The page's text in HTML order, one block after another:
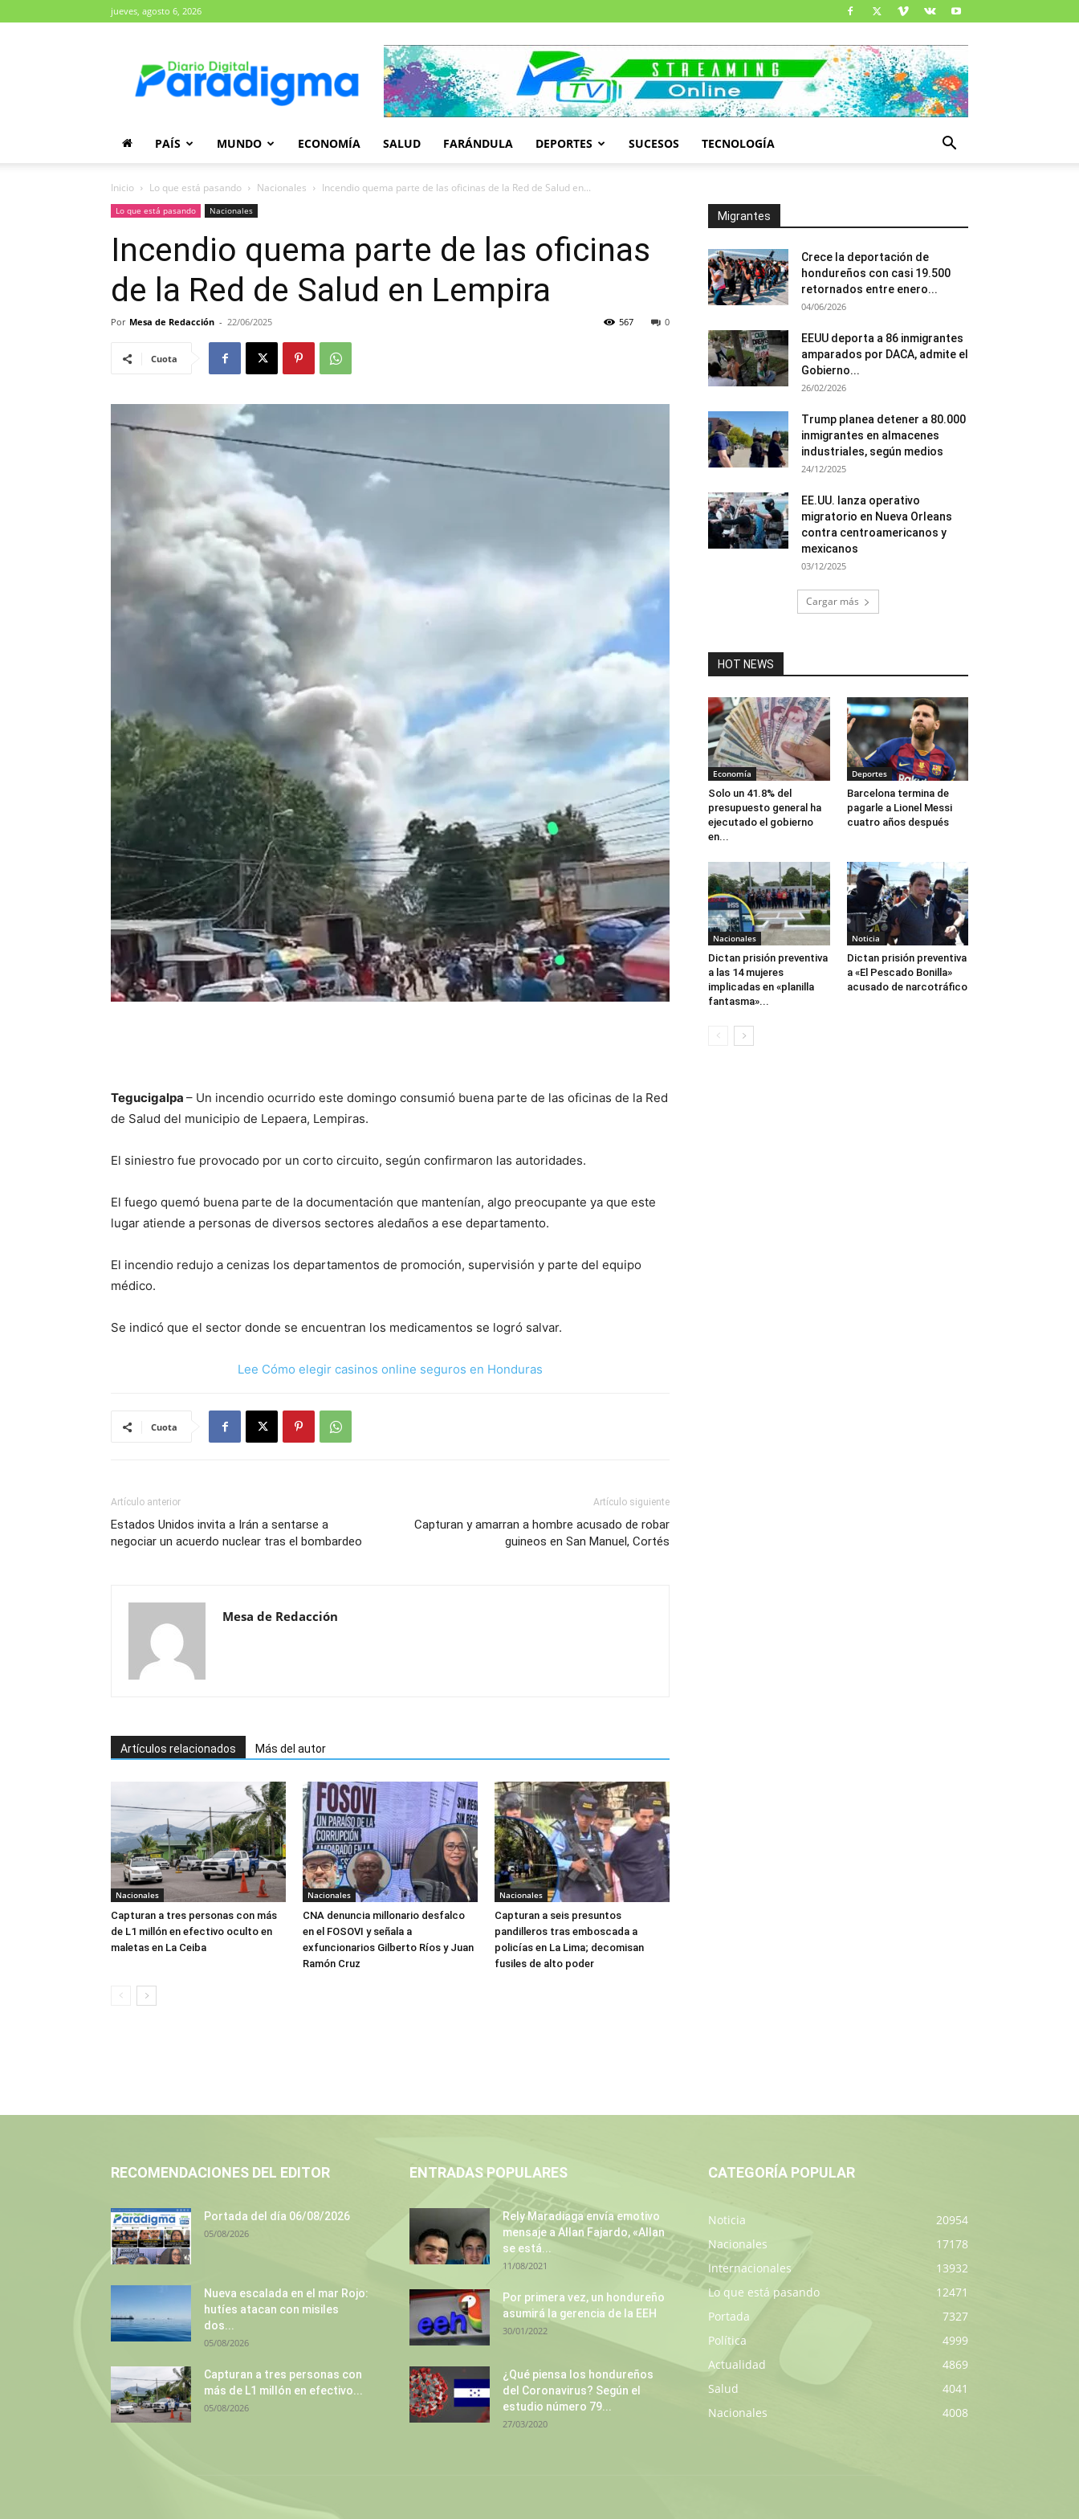
jueves, agosto 6, 2026
Paradigma
PAÍS MUNDO ECONOMÍA SALUD FARÁNDULA DEPORTES SUCESOS TECNOLOGÍA
Inicio Lo que está pasando Nacionales Incendio quema parte de las oficinas de la Red de Salud en...
Lo que está pasando Nacionales
Incendio quema parte de las oficinas
de la Red de Salud en Lempira
Por Mesa de Redacción - 22/06/2025 0
567
Cuota
Tegucigalpa – Un incendio ocurrido este domingo consumió buena parte de las oficinas de la Red
de Salud del municipio de Lepaera, Lempiras.
El siniestro fue provocado por un corto circuito, según confirmaron las autoridades.
El fuego quemó buena parte de la documentación que mantenían, algo preocupante ya que este
lugar atiende a personas de diversos sectores aledaños a ese departamento.
El incendio redujo a cenizas los departamentos de promoción, supervisión y parte del equipo
médico.
Se indicó que el sector donde se encuentran los medicamentos se logró salvar.
Lee Cómo elegir casinos online seguros en Honduras
Cuota
Artículo anterior
Estados Unidos invita a Irán a sentarse a
negociar un acuerdo nuclear tras el bombardeo
Artículo siguiente
Capturan y amarran a hombre acusado de robar
guineos en San Manuel, Cortés
Mesa de Redacción
Artículos relacionados Más del autor
Nacionales
Capturan a tres personas con más
de L1 millón en efectivo oculto en
maletas en La Ceiba
Nacionales
CNA denuncia millonario desfalco
en el FOSOVI y señala a
exfuncionarios Gilberto Ríos y Juan
Ramón Cruz
Nacionales
Capturan a seis presuntos
pandilleros tras emboscada a
policías en La Lima; decomisan
fusiles de alto poder
Migrantes
Crece la deportación de
hondureños con casi 19.500
retornados entre enero...
04/06/2026
EEUU deporta a 86 inmigrantes
amparados por DACA, admite el
Gobierno...
26/02/2026
Trump planea detener a 80.000
inmigrantes en almacenes
industriales, según medios
24/12/2025
EE.UU. lanza operativo
migratorio en Nueva Orleans
contra centroamericanos y
mexicanos
03/12/2025
Cargar más
HOT NEWS
Economía
Solo un 41.8% del
presupuesto general ha
ejecutado el gobierno
en...
Deportes
Barcelona termina de
pagarle a Lionel Messi
cuatro años después
Nacionales
Dictan prisión preventiva
a las 14 mujeres
implicadas en «planilla
fantasma»...
Noticia
Dictan prisión preventiva
a «El Pescado Bonilla»
acusado de narcotráfico
RECOMENDACIONES DEL EDITOR
Portada del día 06/08/2026
05/08/2026
Nueva escalada en el mar Rojo:
hutíes atacan con misiles
dos...
05/08/2026
Capturan a tres personas con
más de L1 millón en efectivo...
05/08/2026
ENTRADAS POPULARES
Rely Maradiaga envía emotivo
mensaje a Allan Fajardo, «Allan
se está...
11/08/2021
Por primera vez, un hondureño
asumirá la gerencia de la EEH
30/01/2022
¿Qué piensa los hondureños
del Coronavirus? Según el
estudio número 79...
27/03/2020
CATEGORÍA POPULAR
Noticia
20954
Nacionales
17178
Internacionales
13932
Lo que está pasando
12471
Portada
7327
Política
4999
Actualidad
4869
Salud
4041
Nacionales
4008